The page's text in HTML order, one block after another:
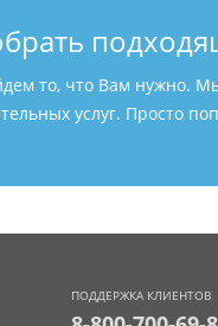
то, что Вам нужно.
услуг. Просто
ПОДДЕРЖКА КЛИЕНТОВ